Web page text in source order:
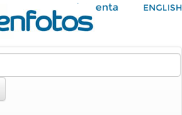
Mi Cuenta ENGLISH